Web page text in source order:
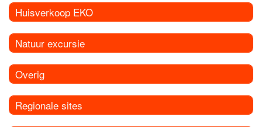
Huisverkoop EKO
Natuur excursie
Overig
Regionale sites